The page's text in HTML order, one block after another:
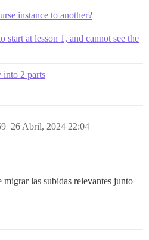
instance to another?
start at lesson 1, and cannot see the
2 parts
26 Abril, 2024 22:04
las subidas relevantes junto